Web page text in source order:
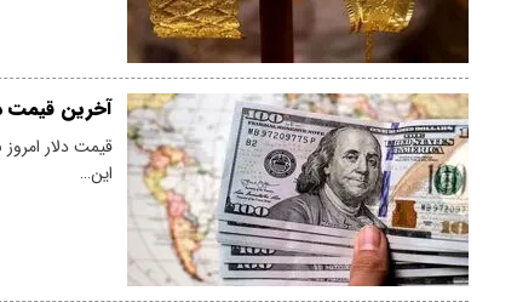
آخرین قیمت دلار امروز
قیمت دلار
این…